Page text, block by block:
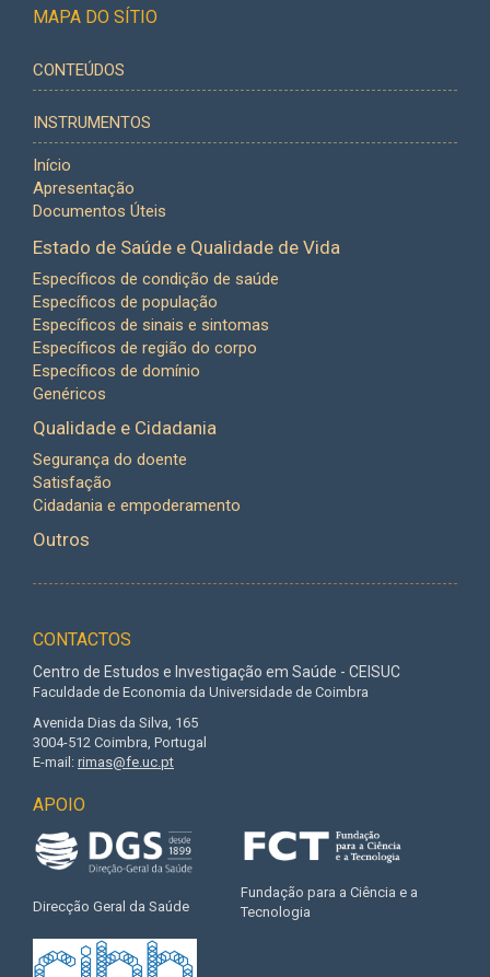
MAPA DO SÍTIO
CONTEÚDOS
INSTRUMENTOS
Início
Apresentação
Documentos Úteis
Estado de Saúde e Qualidade de Vida
Específicos de condição de saúde
Específicos de população
Específicos de sinais e sintomas
Específicos de região do corpo
Específicos de domínio
Genéricos
Qualidade e Cidadania
Segurança do doente
Satisfação
Cidadania e empoderamento
Outros
CONTACTOS
Centro de Estudos e Investigação em Saúde - CEISUC
Faculdade de Economia da Universidade de Coimbra
Avenida Dias da Silva, 165
3004-512 Coimbra, Portugal
E-mail: rimas@fe.uc.pt
APOIO
Direcção Geral da Saúde
Fundação para a Ciência e a
Tecnologia